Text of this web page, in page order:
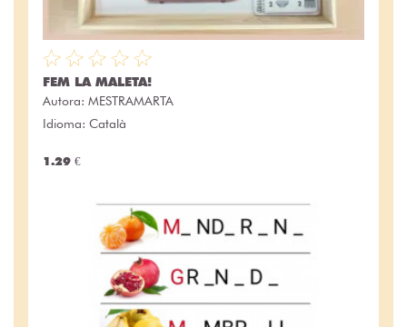
FEM LA MALETA!
Autora: MESTRAMARTA
Idioma: Català
1.29 €